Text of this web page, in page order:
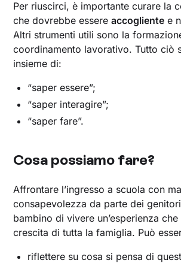
Per riuscirci, è importante curare la
che dovrebbe essereaccogliente e
Altri strumenti utili sono la
coordinamento lavorativo. Tutto ciò
insieme di:
“saper essere”;
“saper interagire”;
“saper fare”.
Cosa possiamo fare?
Affrontare l’ingresso a scuola con
consapevolezza da parte dei
bambino di vivere un’esperienza
crescita di tutta la famiglia. Può
riflettere su cosa si pensa di